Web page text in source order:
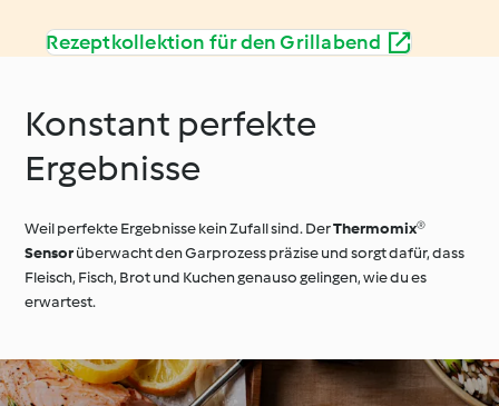
Rezeptkollektion für den Grillabend
Konstant perfekte
Ergebnisse
Weil perfekte Ergebnisse kein Zufall sind. DerThermomix®
Sensorüberwacht den Garprozess präzise und sorgt dafür, dass
Fleisch, Fisch, Brot und Kuchen genauso gelingen, wie du es
erwartest.